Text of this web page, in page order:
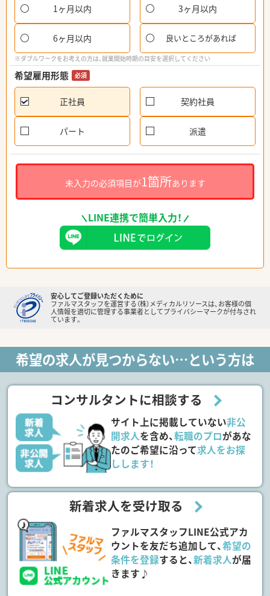
1ヶ月以内 3ヶ月以内
6ヶ月以内 良いところがあれば
※ダブルワークをお考えの方は、就業開始時期の目安を選択してください
希望雇用形態 必須
正社員 契約社員
パート 派遣
未入力の必須項目が1箇所あります
LINE連携で簡単入力！
安心してご登録いただくために
ファルマスタッフを運営する（株）メディカルリソースは、お客様の個
人情報を適切に管理する事業者としてプライバシーマークが付与され
ています。
希望の求人が見つからない…という方は
コンサルタントに相談する
サイト上に掲載していない非公
開求人を含め、転職のプロがあな
たのご希望に沿って求人をお探
しします！
新着求人を受け取る
ファルマスタッフLINE公式アカ
ウントを友だち追加して、希望の
条件を登録すると、新着求人が届
きます♪